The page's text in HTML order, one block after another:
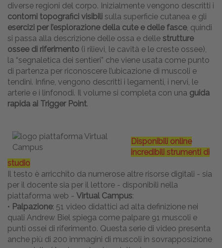
diverse regioni del corpo. Inizialmente vengono descritti i
contorni topografici visibili sulla superficie cutanea e gli
esercizi per l’esplorazione della cute e delle fasce, quindi
si passa alla descrizione delle ossa e delle strutture
ossee di riferimento (i rilievi, le cavità e le creste ossee),
la “segnaletica dei sentieri” che viene usata come punto
di partenza per riconoscere l’ubicazione di muscoli e
tendini. Infine, vengono descritti i legamenti, i nervi, le
arterie e i linfonodi. Il volume si completa con una guida
rapida ai Trigger Point.
Disponibili online
incredibili strumenti di
studio
Il testo è arricchito da numerose altre risorse digitali - sia
per il docente sia per il lettore - disponibili nella
piattaforma web - Virtual Campus:
• Palpazione: 51 video didattici ad alta definizione nei
quali Andrew Biel spiega come palpare 91 muscoli e
punti ossei di riferimento. Questa serie di video presenta
anche più di 200 immagini di muscoli in sovrapposizione